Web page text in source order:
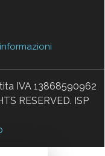
IVA 13868590962
RESERVED. ISP